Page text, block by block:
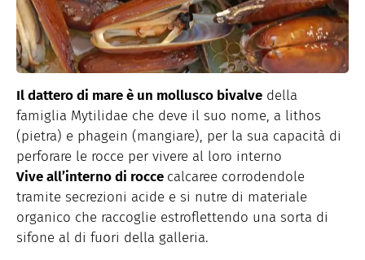
Il dattero di mare è un mollusco bivalve della
famiglia Mytilidae che deve il suo nome, a lithos
(pietra) e phagein (mangiare), per la sua capacità di
perforare le rocce per vivere al loro interno
Vive all’interno di rocce calcaree corrodendole
tramite secrezioni acide e si nutre di materiale
organico che raccoglie estroflettendo una sorta di
sifone al di fuori della galleria.